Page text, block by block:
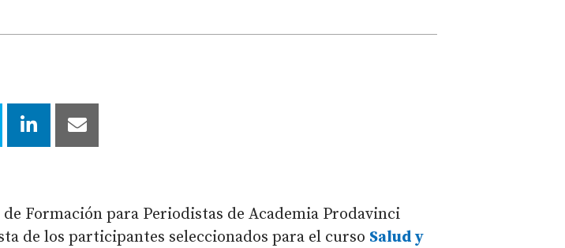
Formación para Periodistas de Academia Prodavinci
de los participantes seleccionados para el curso Salud y